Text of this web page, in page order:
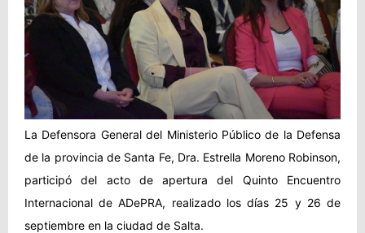
La Defensora General del Ministerio Público de la Defensa
de la provincia de Santa Fe, Dra. Estrella Moreno Robinson,
participó del acto de apertura del Quinto Encuentro
Internacional de ADePRA, realizado los días 25 y 26 de
septiembre en la ciudad de Salta.